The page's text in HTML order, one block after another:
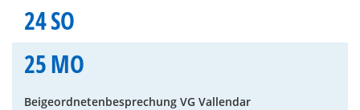
24SO
25MO
Beigeordnetenbesprechung VG Vallendar